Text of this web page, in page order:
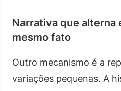
Narrativa que alterna
mesmo fato
Outro mecanismo é a
variações pequenas. A